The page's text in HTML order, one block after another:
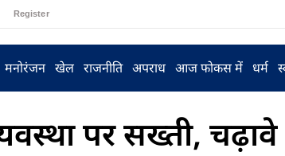
Register
मनोरंजन खेल राजनीति अपराध आज फोकस में धर्म
पर सख्ती,